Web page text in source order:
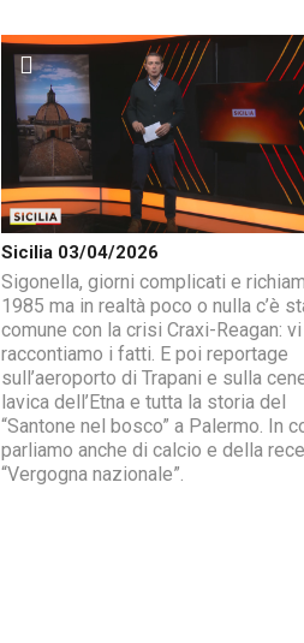
Sicilia 03/04/2026
Sigonella, giorni complicati e
1985 ma in realtà poco o nulla c’è
comune con la crisi Craxi-Reagan: vi
raccontiamo i fatti. E poi reportage
sull’aeroporto di Trapani e sulla
lavica dell’Etna e tutta la storia del
“Santone nel bosco” a Palermo. In
parliamo anche di calcio e della
“Vergogna nazionale”.